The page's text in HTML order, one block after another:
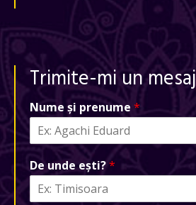
Trimite-mi un mesaj
Nume și prenume *
De unde ești?*